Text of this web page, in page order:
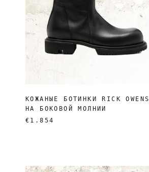
КОЖАНЫЕ БОТИНКИ RICK OWENS
НА БОКОВОЙ МОЛНИИ
€1.854